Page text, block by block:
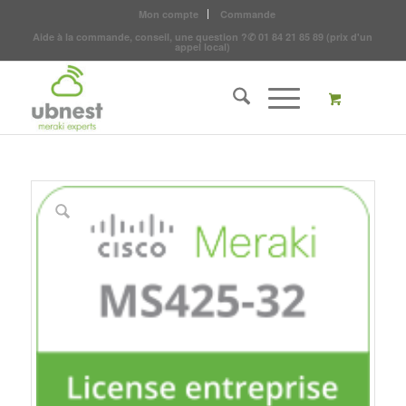
Mon compte
Commande
Aide à la commande, conseil, une question ?✆ 01 84 21 85 89 (prix d'un
appel local)